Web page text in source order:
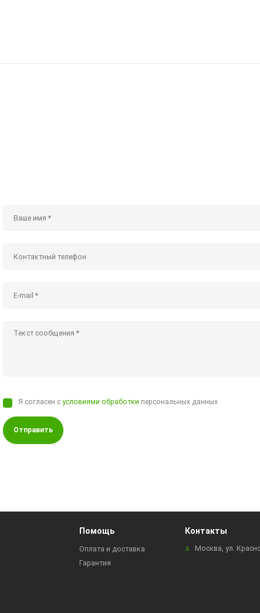
Я согласен сусловиями обработки персональных данных
Отправить
Помощь
Оплата и доставка
Гарантия
Контакты
Москва, ул.